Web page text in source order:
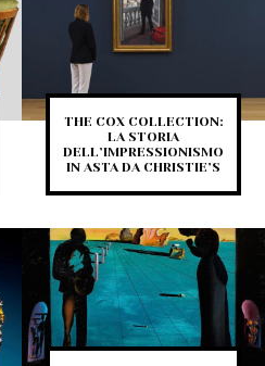
THE COX COLLECTION:
LA STORIA
DELL’IMPRESSIONISMO
IN ASTA DA CHRISTIE’S